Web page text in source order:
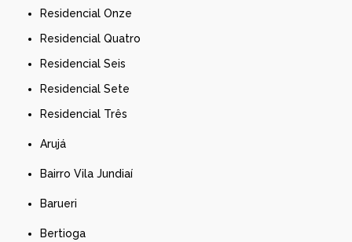
Residencial Onze
Residencial Quatro
Residencial Seis
Residencial Sete
Residencial Três
Arujá
Bairro Vila Jundiaí
Barueri
Bertioga